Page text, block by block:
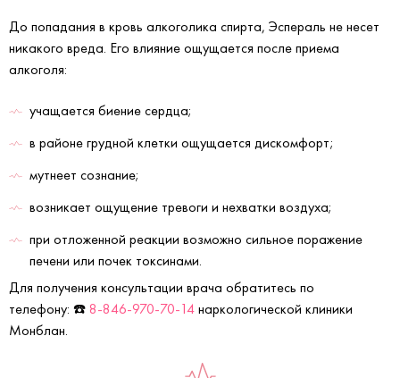
До попадания в кровь алкоголика спирта, Эспераль не несет
никакого вреда. Его влияние ощущается после приема
алкоголя:
учащается биение сердца;
в районе грудной клетки ощущается дискомфорт;
мутнеет сознание;
возникает ощущение тревоги и нехватки воздуха;
при отложенной реакции возможно сильное поражение
печени или почек токсинами.
Для получения консультации врача обратитесь по
телефону: ☎️ 8-846-970-70-14 наркологической клиники
Монблан.